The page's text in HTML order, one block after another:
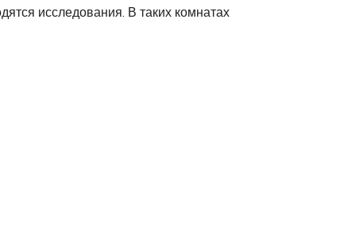
исследования. В таких комнатах